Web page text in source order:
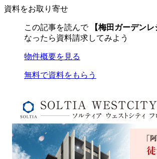
資料をお取り寄せ
この記事を読んで 【梅田ガーデンレ
なったら資料請求してみよう
物件概要を見る
無料で資料をもらう